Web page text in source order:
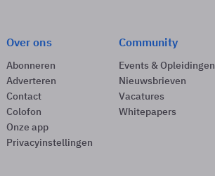
Over ons
Abonneren
Adverteren
Contact
Colofon
Onze app
Privacyinstellingen
Community
Events & Opleidingen
Nieuwsbrieven
Vacatures
Whitepapers